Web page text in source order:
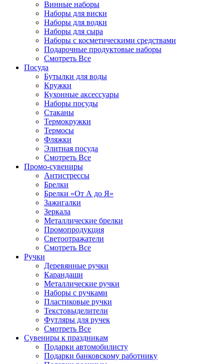
Винные наборы
Наборы для виски
Наборы для водки
Наборы для сыра
Наборы с косметическими средствами
Подарочные продуктовые наборы
Смотреть Все
Посуда
Бутылки для воды
Кружки
Кухонные аксессуары
Наборы посуды
Стаканы
Термокружки
Термосы
Фляжки
Элитная посуда
Смотреть Все
Промо-сувениры
Антистрессы
Брелки
Брелки «От А до Я»
Зажигалки
Зеркала
Металлические брелки
Промопродукция
Светоотражатели
Смотреть Все
Ручки
Деревянные ручки
Карандаши
Металлические ручки
Наборы с ручками
Пластиковые ручки
Текстовыделители
Футляры для ручек
Смотреть Все
Сувениры к праздникам
Подарки автомобилисту
Подарки банковскому работнику